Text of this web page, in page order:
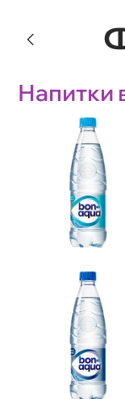
Напитки